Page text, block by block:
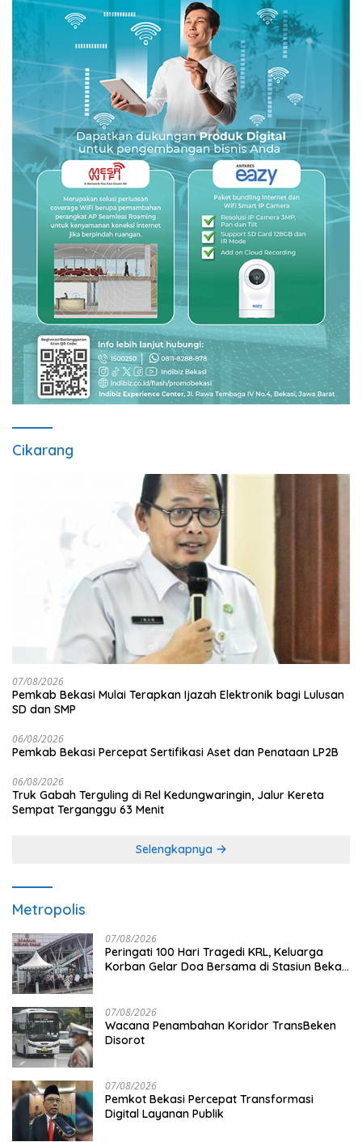
Cikarang
07/08/2026
Pemkab Bekasi Mulai Terapkan Ijazah Elektronik bagi Lulusan
SD dan SMP
06/08/2026
Pemkab Bekasi Percepat Sertifikasi Aset dan Penataan LP2B
06/08/2026
Truk Gabah Terguling di Rel Kedungwaringin, Jalur Kereta
Sempat Terganggu 63 Menit
Selengkapnya
Metropolis
07/08/2026
Peringati 100 Hari Tragedi KRL, Keluarga
Korban Gelar Doa Bersama di Stasiun Bekasi
07/08/2026
Wacana Penambahan Koridor TransBeken
Disorot
07/08/2026
Pemkot Bekasi Percepat Transformasi
Digital Layanan Publik